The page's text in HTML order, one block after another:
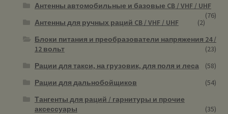
Антенны автомобильные и базовые CB / VHF / UHF
(76)
Антенны для ручных раций CB / VHF / UHF
(2)
Блоки питания и преобразователи напряжения 24 /
12 вольт
(23)
Рации для такси, на грузовик, для поля и леса
(58)
Рации для дальнобойщиков
(54)
Тангенты для раций / гарнитуры и прочие
аксессуары
(35)